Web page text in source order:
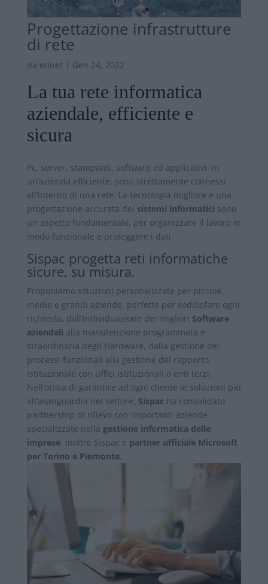
Progettazione infrastrutture
di rete
da etinet | Gen 24, 2022
La tua rete informatica
aziendale, efficiente e
sicura
Pc, server, stampanti, software ed applicativi, in
un’azienda efficiente, sono strettamente connessi
all’interno di una rete. La tecnologia migliore e una
progettazione accurata dei sistemi informatici sono
un aspetto fondamentale, per organizzare il lavoro in
modo funzionale e proteggere i dati.
Sispac progetta reti informatiche
sicure, su misura.
Proponiamo soluzioni personalizzate per piccole,
medie e grandi aziende, perfette per soddisfare ogni
richiesta, dall’individuazione dei migliori Software
aziendali alla manutenzione programmata e
straordinaria degli Hardware, dalla gestione dei
processi funzionali alla gestione del rapporto
istituzionale con uffici istituzionali o enti terzi.
Nell’ottica di garantire ad ogni cliente le soluzioni più
all’avanguardia nel settore, Sispac ha consolidato
partnership di rilievo con importanti aziende
specializzate nella gestione informatica delle
imprese. Inoltre Sispac è partner ufficiale Microsoft
per Torino e Piemonte.